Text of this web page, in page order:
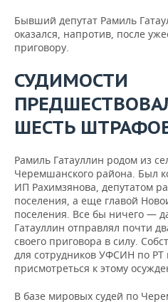
Бывший депутат Рамиль
оказался, напротив, после
приговору.
СУДИМОСТИ
ШЕСТЬ
Рамиль Гатауллин родом из
Черемшанского района. Был
ИП Рахимзянова, депутатом
поселения, а еще главой
поселения. Все бы ничего —
Гатауллин отправлял почти
своего приговора в силу.
для сотрудников УФСИН по РТ
присмотреться к этому
В базе мировых судей по